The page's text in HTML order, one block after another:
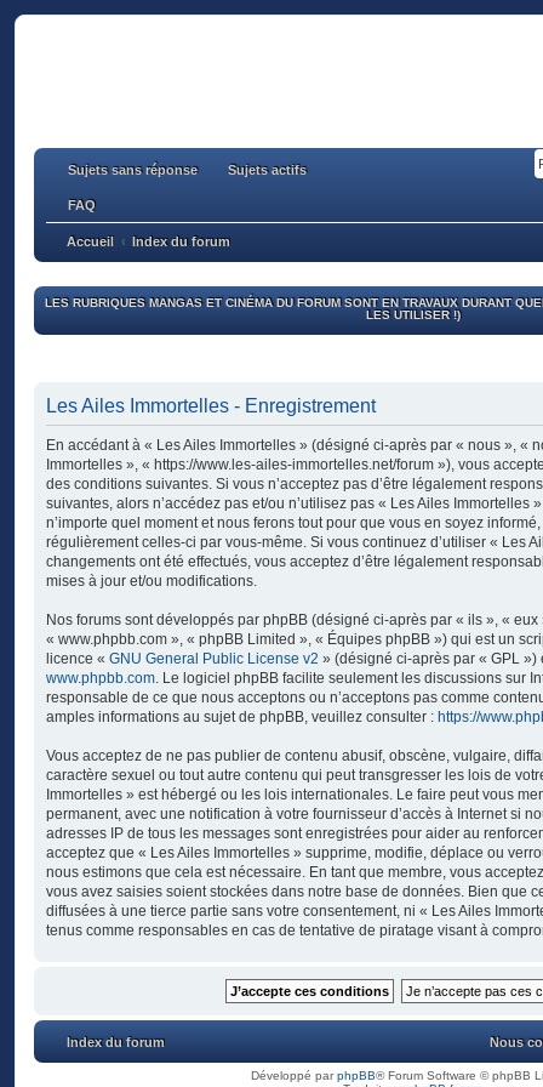
Sujets sans réponse Sujets actifs
FAQ
Accueil Index du forum
LES RUBRIQUES MANGAS ET CINÉMA DU FORUM SONT EN TRAVAUX DURANT
LES UTILISER !)
Les Ailes Immortelles - Enregistrement
En accédant à « Les Ailes Immortelles » (désigné ci-après par « nous », «
Immortelles », « https://www.les-ailes-immortelles.net/forum »), vous
des conditions suivantes. Si vous n’acceptez pas d’être légalement
suivantes, alors n’accédez pas et/ou n’utilisez pas « Les Ailes Immortelles
n’importe quel moment et nous ferons tout pour que vous en soyez
régulièrement celles-ci par vous-même. Si vous continuez d’utiliser « Les
changements ont été effectués, vous acceptez d’être légalement
mises à jour et/ou modifications.
Nos forums sont développés par phpBB (désigné ci-après par « ils », «
« www.phpbb.com », « phpBB Limited », « Équipes phpBB ») qui est un
licence « GNU General Public License v2 » (désigné ci-après par « GPL
www.phpbb.com . Le logiciel phpBB facilite seulement les discussions sur
responsable de ce que nous acceptons ou n’acceptons pas comme
amples informations au sujet de phpBB, veuillez consulter : https://
Vous acceptez de ne pas publier de contenu abusif, obscène, vulgaire,
caractère sexuel ou tout autre contenu qui peut transgresser les lois de
Immortelles » est hébergé ou les lois internationales. Le faire peut vous
permanent, avec une notification à votre fournisseur d’accès à Internet si
adresses IP de tous les messages sont enregistrées pour aider au
acceptez que « Les Ailes Immortelles » supprime, modifie, déplace ou
nous estimons que cela est nécessaire. En tant que membre, vous
vous avez saisies soient stockées dans notre base de données. Bien que
diffusées à une tierce partie sans votre consentement, ni « Les Ailes
tenus comme responsables en cas de tentative de piratage visant à
Index du forum Nous
Développé parphpBB® Forum Software © phpBB